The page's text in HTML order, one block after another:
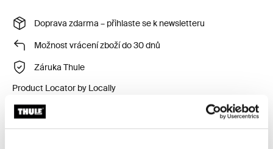
Doprava zdarma – přihlaste se k newsletteru
Možnost vrácení zboží do 30 dnů
Záruka Thule
Product Locator by Locally